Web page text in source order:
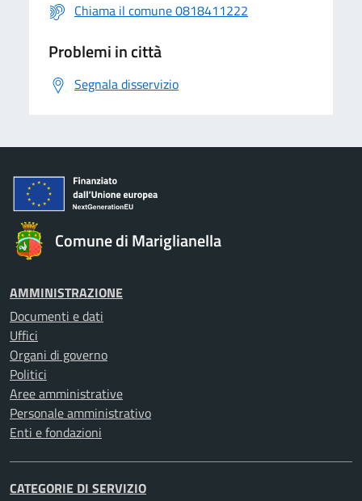
Chiama il comune 0818411222
Problemi in città
Segnala disservizio
Comune di Mariglianella
AMMINISTRAZIONE
Documenti e dati
Uffici
Organi di governo
Politici
Aree amministrative
Personale amministrativo
Enti e fondazioni
CATEGORIE DI SERVIZIO